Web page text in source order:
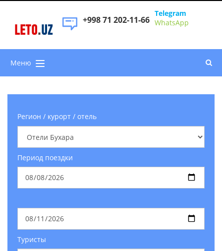
LETO.UZ
+998 71 202-11-66
Telegram
WhatsApp
Меню
Регион / курорт / отель
Период поездки
Туристы